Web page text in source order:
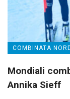
COMBINATA
Mondiali
Annika Sieff